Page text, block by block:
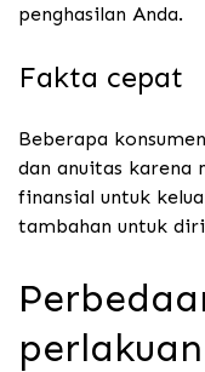
penghasilan Anda.
Fakta cepat
Beberapa
dan anuitas karena
finansial untuk
tambahan untuk